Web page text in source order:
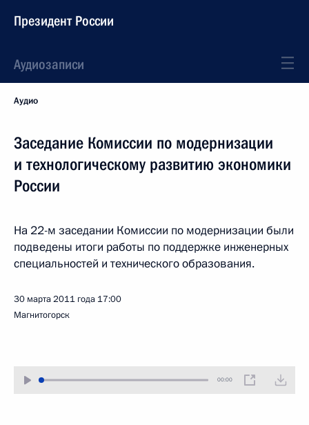
Президент России
Аудиозаписи
Аудио
Заседание Комиссии по модернизации
и технологическому развитию экономики
России
На 22-м заседании Комиссии по модернизации были
подведены итоги работы по поддержке инженерных
специальностей и технического образования.
30 марта 2011 года 17:00
Магнитогорск
00:00